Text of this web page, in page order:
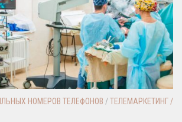
НОМЕРОВ ТЕЛЕФОНОВ /ТЕЛЕМАРКЕТИНГ /